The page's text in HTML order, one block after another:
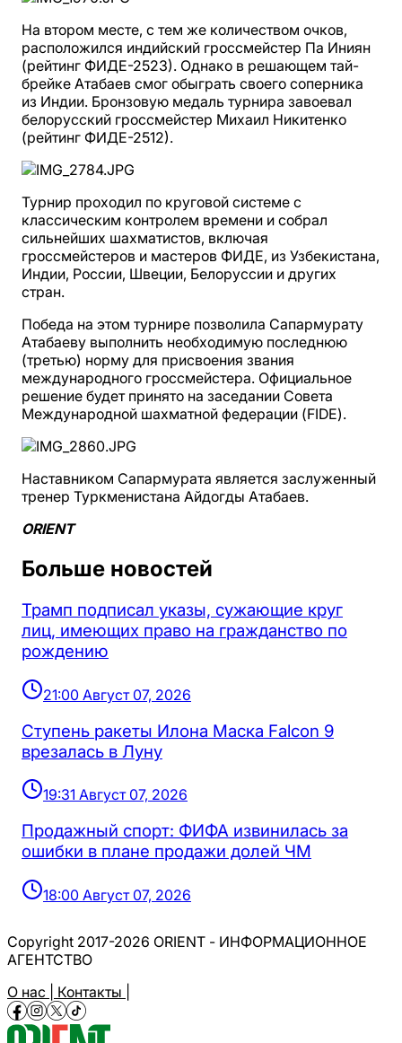
На втором месте, с тем же количеством очков,
расположился индийский гроссмейстер Па Иниян
(рейтинг ФИДЕ-2523). Однако в решающем тай-
брейке Атабаев смог обыграть своего соперника
из Индии. Бронзовую медаль турнира завоевал
белорусский гроссмейстер Михаил Никитенко
(рейтинг ФИДЕ-2512).
Турнир проходил по круговой системе с
классическим контролем времени и собрал
сильнейших шахматистов, включая
гроссмейстеров и мастеров ФИДЕ, из Узбекистана,
Индии, России, Швеции, Белоруссии и других
стран.
Победа на этом турнире позволила Сапармурату
Атабаеву выполнить необходимую последнюю
(третью) норму для присвоения звания
международного гроссмейстера. Официальное
решение будет принято на заседании Совета
Международной шахматной федерации (FIDE).
Наставником Сапармурата является заслуженный
тренер Туркменистана Айдогды Атабаев.
ORIENT
Больше новостей
Трамп подписал указы, сужающие круг
лиц, имеющих право на гражданство по
рождению
21:00 Август 07, 2026
Ступень ракеты Илона Маска Falcon 9
врезалась в Луну
19:31 Август 07, 2026
Продажный спорт: ФИФА извинилась за
ошибки в плане продажи долей ЧМ
18:00 Август 07, 2026
Copyright 2017-2026 ORIENT - ИНФОРМАЦИОННОЕ
АГЕНТСТВО
О нас | Контакты |